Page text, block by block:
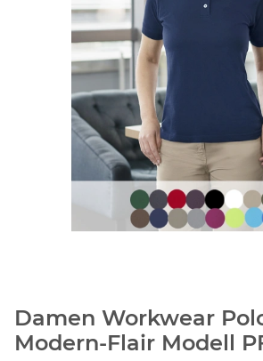
Damen Workwear
Modern-Flair Modell